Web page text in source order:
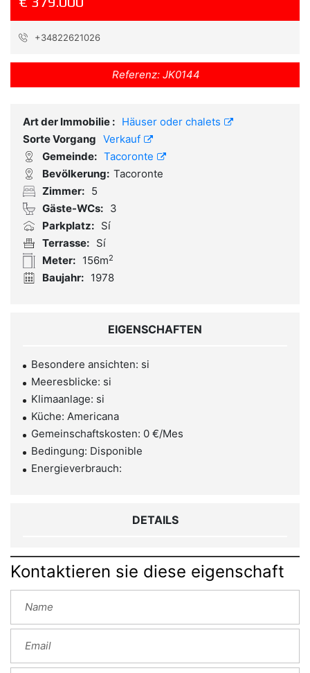
+34822621026
Referenz: JK0144
Art der Immobilie : Häuser oder chalets
Sorte Vorgang Verkauf
Gemeinde: Tacoronte
Bevölkerung: Tacoronte
Zimmer: 5
Gäste-WCs: 3
Parkplatz: Sí
Terrasse: Sí
Meter: 156m2
Baujahr: 1978
EIGENSCHAFTEN
Besondere ansichten: si
Meeresblicke: si
Klimaanlage: si
Küche: Americana
Gemeinschaftskosten: 0 €/Mes
Bedingung: Disponible
Energieverbrauch:
DETAILS
Kontaktieren sie diese eigenschaft